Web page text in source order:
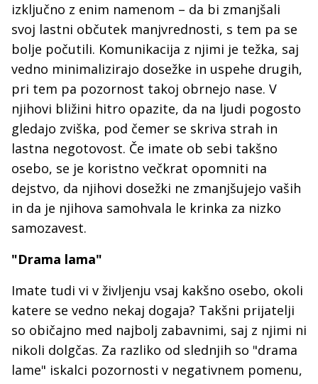
izključno z enim namenom – da bi zmanjšali
svoj lastni občutek manjvrednosti, s tem pa se
bolje počutili. Komunikacija z njimi je težka, saj
vedno minimalizirajo dosežke in uspehe drugih,
pri tem pa pozornost takoj obrnejo nase. V
njihovi bližini hitro opazite, da na ljudi pogosto
gledajo zviška, pod čemer se skriva strah in
lastna negotovost. Če imate ob sebi takšno
osebo, se je koristno večkrat opomniti na
dejstvo, da njihovi dosežki ne zmanjšujejo vaših
in da je njihova samohvala le krinka za nizko
samozavest.
"Drama lama"
Imate tudi vi v življenju vsaj kakšno osebo, okoli
katere se vedno nekaj dogaja? Takšni prijatelji
so običajno med najbolj zabavnimi, saj z njimi ni
nikoli dolgčas. Za razliko od slednjih so "drama
lame" iskalci pozornosti v negativnem pomenu,